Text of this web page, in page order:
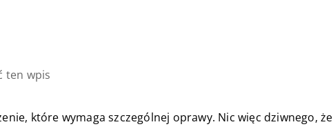
ten wpis
które wymaga szczególnej oprawy. Nic więc dziwnego, że